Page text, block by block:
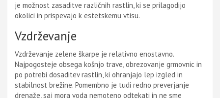
je možnost zasaditve različnih rastlin, ki se prilagodijo
okolici in prispevajo k estetskemu vtisu.
Vzdrževanje
Vzdrževanje zelene škarpe je relativno enostavno.
Najpogosteje obsega košnjo trave, obrezovanje grmovnic in
po potrebi dosaditev rastlin, ki ohranjajo lep izgled in
stabilnost brežine. Pomembno je tudi redno preverjanje
drenaže, saj mora voda nemoteno odtekati in ne sme